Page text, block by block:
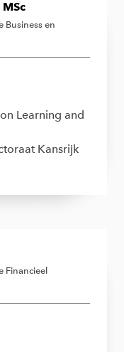
Business en
Learning and
Kansrijk
Financieel